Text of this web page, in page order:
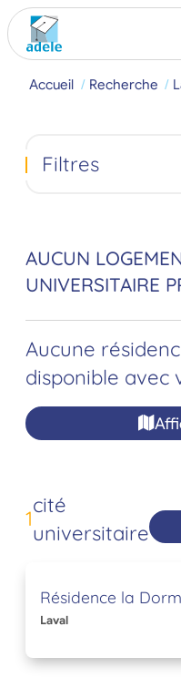
Accueil Recherche
AUCUN
UNIVERSITAIRE
Aucune
disponible avec
1
cité
universitaire
Résidence la
Laval
Filtres